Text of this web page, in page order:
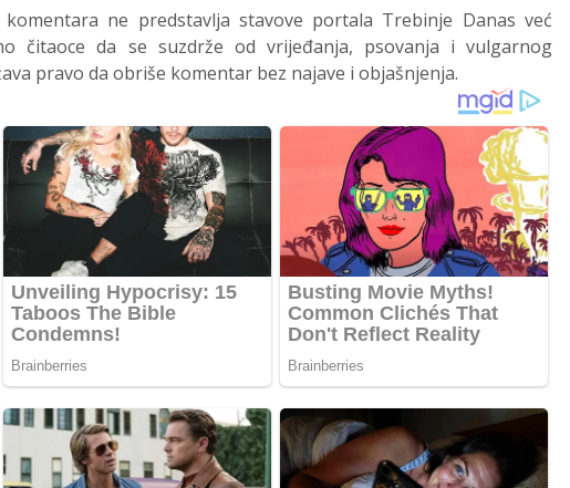
ne predstavlja stavove portala Trebinje Danas već
čitaoce da se suzdrže od vrijeđanja, psovanja i vulgarnog
pravo da obriše komentar bez najave i objašnjenja.